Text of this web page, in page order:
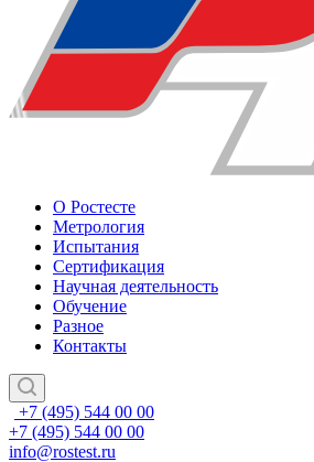
О Ростесте
Метрология
Испытания
Сертификация
Научная деятельность
Обучение
Разное
Контакты
+7 (495) 544 00 00
+7 (495) 544 00 00
info@rostest.ru